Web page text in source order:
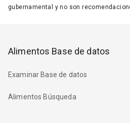
gubernamental y no son
Alimentos Base de datos
Examinar Base de datos
Alimentos Búsqueda